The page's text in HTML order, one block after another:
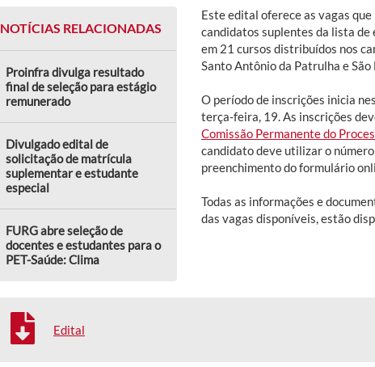
NOTÍCIAS RELACIONADAS
Proinfra divulga resultado
final de seleção para estágio
remunerado
Divulgado edital de
solicitação de matrícula
suplementar e estudante
especial
FURG abre seleção de
docentes e estudantes para o
PET-Saúde: Clima
Este edital oferece as vagas
candidatos suplentes da lista de
em 21 cursos distribuídos nos
Santo Antônio da Patrulha e São
O período de inscrições inicia
terça-feira, 19. As inscrições
Comissão Permanente do
candidato deve utilizar o
preenchimento do formulário
Todas as informações e
das vagas disponíveis, estão
Edital